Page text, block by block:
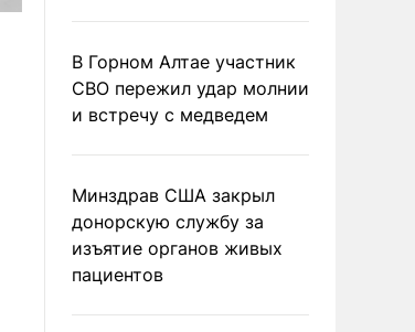
В Горном Алтае участник
СВО пережил удар молнии
и встречу с медведем
Минздрав США закрыл
донорскую службу за
изъятие органов живых
пациентов